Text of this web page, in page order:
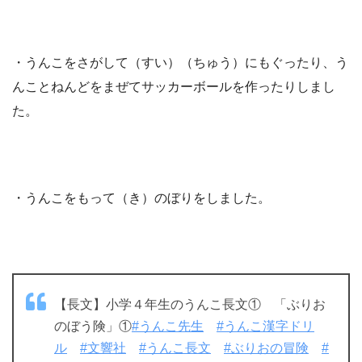
・うんこをさがして（すい）（ちゅう）にもぐったり、う
んことねんどをまぜてサッカーボールを作ったりしまし
た。
・うんこをもって（き）のぼりをしました。
【長文】小学４年生のうんこ長文① 「ぶりお
のぼう険」①#うんこ先生
#うんこ漢字ドリ
ル
#文響社 #うんこ長文 #ぶりおの冒険
#